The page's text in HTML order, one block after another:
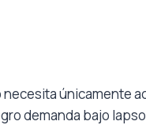
únicamente
demanda bajo